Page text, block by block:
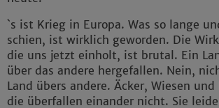
`s ist Krieg in Europa. Was so lange
schien, ist wirklich geworden. Die
die uns jetzt einholt, ist brutal. Ein
über das andere hergefallen. Nein,
Land übers andere. Äcker, Wiesen und
die überfallen einander nicht. Sie